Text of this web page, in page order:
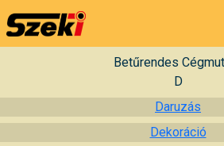
Betűrendes
D
Daruzás
Dekoráció